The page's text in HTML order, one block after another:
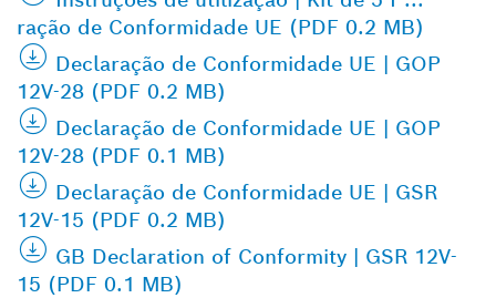
ração de Conformidade UE (PDF 0.2 MB)
Declaração de Conformidade UE | GOP
12V-28 (PDF 0.2 MB)
Declaração de Conformidade UE | GOP
12V-28 (PDF 0.1 MB)
Declaração de Conformidade UE | GSR
12V-15 (PDF 0.2 MB)
GB Declaration of Conformity | GSR 12V-
15 (PDF 0.1 MB)